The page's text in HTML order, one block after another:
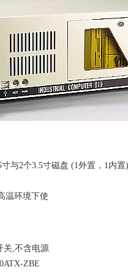
与2个3.5寸磁盘 (1外置，1内置)
温环境下使
,不含电源
ZBE